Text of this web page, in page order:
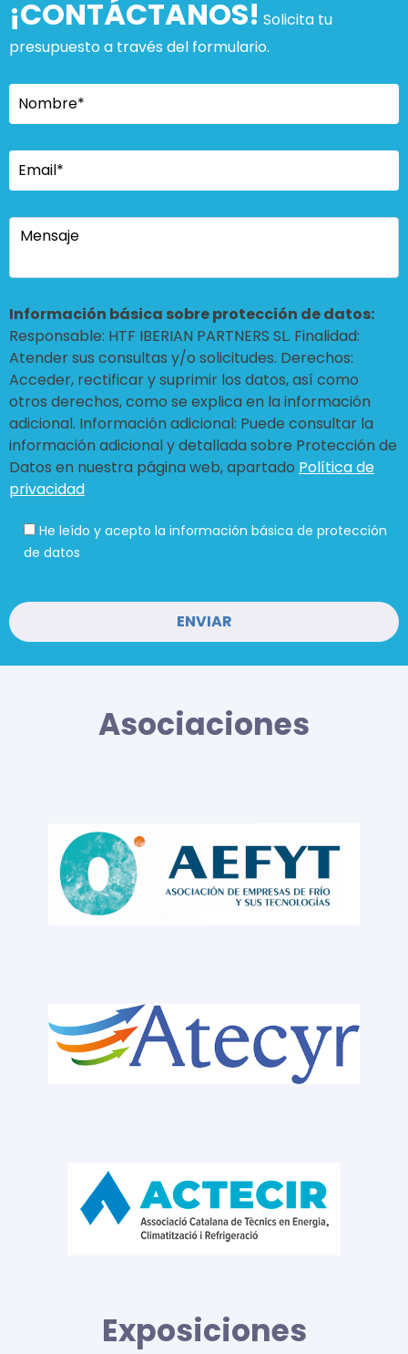
¡CONTÁCTANOS! Solicita tu
presupuesto a través del formulario.
Información básica sobre protección de datos:
Responsable: HTF IBERIAN PARTNERS SL. Finalidad:
Atender sus consultas y/o solicitudes. Derechos:
Acceder, rectificar y suprimir los datos, así como
otros derechos, como se explica en la información
adicional. Información adicional: Puede consultar la
información adicional y detallada sobre Protección de
Datos en nuestra página web, apartado Política de
privacidad
He leído y acepto la información básica de protección
de datos
Asociaciones
Exposiciones